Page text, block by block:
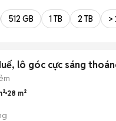
512 GB 1 TB 2 TB >
lô góc cực sáng
28 m²